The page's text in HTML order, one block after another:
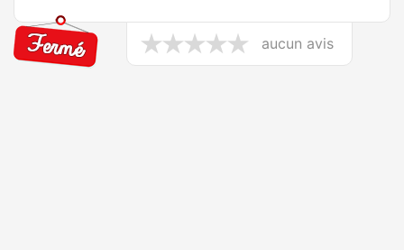
aucun avis